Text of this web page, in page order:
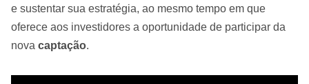
e sustentar sua estratégia, ao mesmo tempo em que
oferece aos investidores a oportunidade de participar da
nova captação.